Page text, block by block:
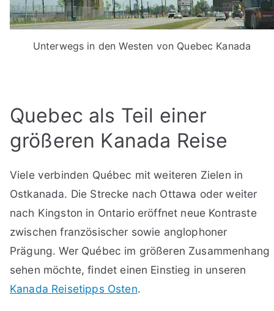
Unterwegs in den Westen von Quebec Kanada
Quebec als Teil einer
größeren Kanada Reise
Viele verbinden Québec mit weiteren Zielen in
Ostkanada. Die Strecke nach Ottawa oder weiter
nach Kingston in Ontario eröffnet neue Kontraste
zwischen französischer sowie anglophoner
Prägung. Wer Québec im größeren Zusammenhang
sehen möchte, findet einen Einstieg in unseren
Kanada Reisetipps Osten.